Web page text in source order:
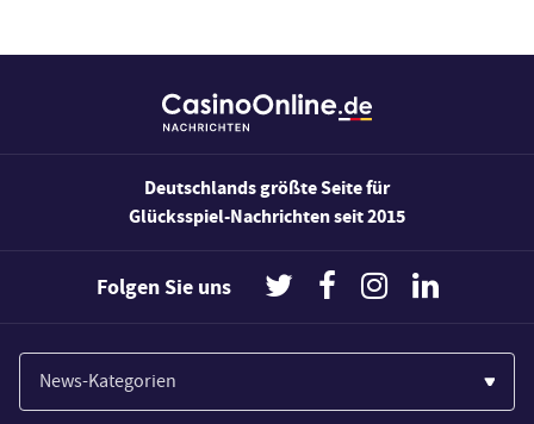
Deutschlands größte Seite für
Glücksspiel-Nachrichten seit 2015
Folgen Sie uns
News-Kategorien